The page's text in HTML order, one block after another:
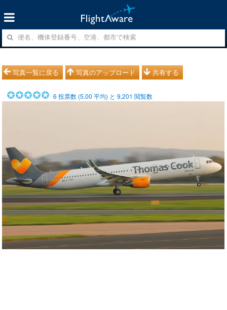
写真一覧に戻る 写真のアップロード 共有する
6 投票数 (5.00 平均) と9,201 閲覧数